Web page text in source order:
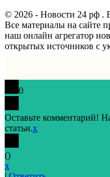
© 2026 - Новости 24 рф .
Все материалы на сайте
наш онлайн агрегатор
открытых источников с
0
Оставьте комментарий!
статьи.x
()
x